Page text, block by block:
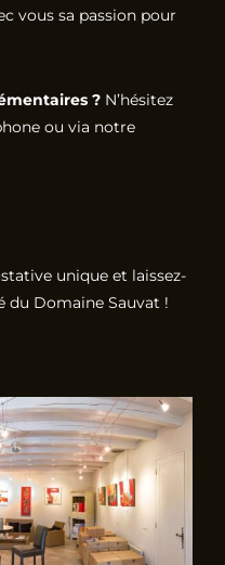
vous sa passion pour
?N’hésitez
ou via notre
unique et laissez-
du Domaine Sauvat !